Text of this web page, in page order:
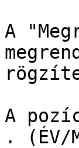
A
A
. (ÉV/